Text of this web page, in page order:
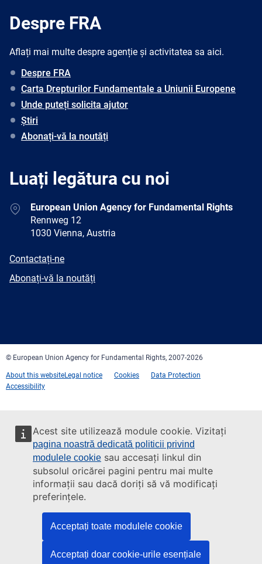
Acest site utilizează module cookie. Vizitați
pagina noastră dedicată politicii privind
modulele cookie sau accesați linkul din
subsolul oricărei pagini pentru mai multe
informații sau dacă doriți să vă modificați
preferințele.
Acceptați toate modulele cookie
Acceptați doar cookie-urile esențiale
Despre FRA
Aflați mai multe despre agenție și activitatea sa aici.
Despre FRA
Carta Drepturilor Fundamentale a Uniunii Europene
Unde puteți solicita ajutor
Știri
Abonați-vă la noutăți
Luați legătura cu noi
AddressEuropean Union Agency for Fundamental Rights
Rennweg 12
1030 Vienna, Austria
E-
Contactați-ne
Newsletter
Abonați-vă la noutăți
© European Union Agency for Fundamental Rights, 2007-2026
About this websiteLegal notice Cookies
Data Protection
Accessibility